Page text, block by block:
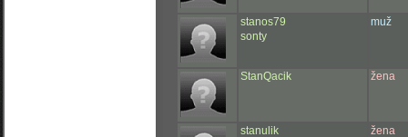
stanos79
sonty
muž
StanQacik žena
stanulik žena